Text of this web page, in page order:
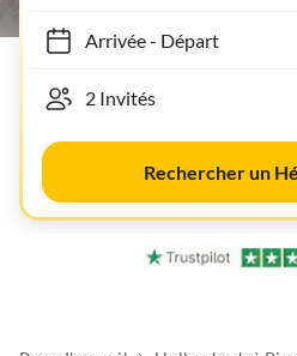
Arrivée- Départ
Rechercher un